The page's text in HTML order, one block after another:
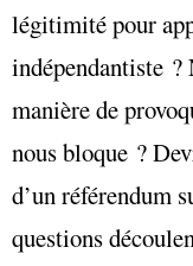
légitimité pour
indépendantiste ?
manière de
nous bloque ?
d’un référendum
questions